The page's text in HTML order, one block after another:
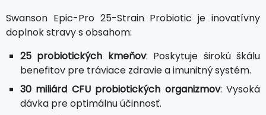
Swanson Epic-Pro 25-Strain Probiotic je inovatívny
doplnok stravy s obsahom:
25 probiotických kmeňov: Poskytuje širokú škálu
benefitov pre tráviace zdravie a imunitný systém.
30 miliárd CFU probiotických organizmov: Vysoká
dávka pre optimálnu účinnosť.